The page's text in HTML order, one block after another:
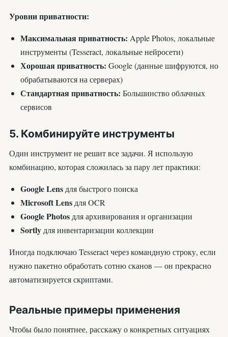
Уровни приватности:
Максимальная приватность: Apple Photos, локальные
инструменты (Tesseract, локальные нейросети)
Хорошая приватность: Google (данные шифруются, но
обрабатываются на серверах)
Стандартная приватность: Большинство облачных
сервисов
5. Комбинируйте инструменты
Один инструмент не решит все задачи. Я использую
комбинацию, которая сложилась за пару лет практики:
Google Lensдля быстрого поиска
Microsoft Lensдля OCR
Google Photosдля архивирования и организации
Sortlyдля инвентаризации коллекции
Иногда подключаю Tesseract через командную строку, если
нужно пакетно обработать сотню сканов — он прекрасно
автоматизируется скриптами.
Реальные примеры применения
Чтобы было понятнее, расскажу о конкретных ситуациях